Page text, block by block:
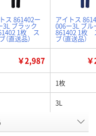
ス 861402ー
3L ブラック
1枚 ス
（直送品）
アイトス
006ー3L ブル
861402 1枚
ブ（直送品）
￥2,987
1枚
3L
ク